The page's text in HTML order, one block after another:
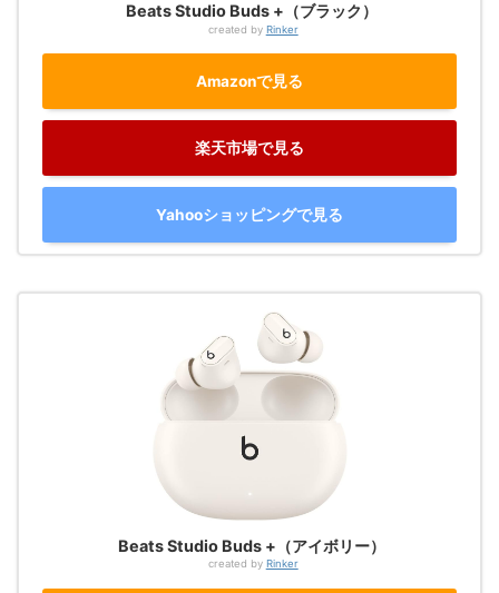
Beats Studio Buds +（ブラック）
created by Rinker
Amazonで見る
楽天市場で見る
Yahooショッピングで見る
Beats Studio Buds +（アイボリー）
created by Rinker